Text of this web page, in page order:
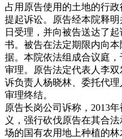
占用原告使用的土地的行
提起诉讼。原告经本院释
日受理，并向被告送达了
书。被告在法定期限内向
据。本院依法组成合议庭，
审理。原告法定代表人李
诉负责人杨晓林、委托代
审理终结。
原告长岗公司诉称，2013
义，强行砍伐原告在其合
场的国有农用地上种植的